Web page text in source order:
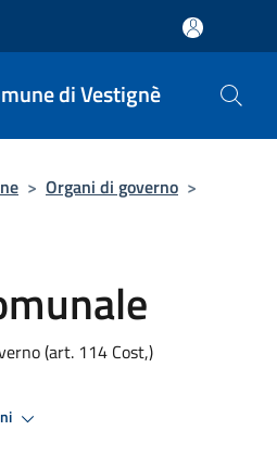
di Vestignè
> Organi di governo >
(art. 114 Cost,)